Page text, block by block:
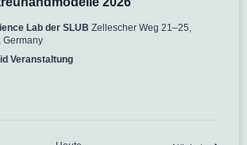
Lab der SLUB Zellescher Weg 21–25,
Germany
Veranstaltung